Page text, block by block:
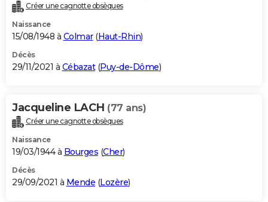
Créer une cagnotte obsèques
Naissance
15/08/1948 à Colmar(Haut-Rhin)
Décès
29/11/2021 à Cébazat(Puy-de-Dôme)
Jacqueline LACH (77 ans)
Créer une cagnotte obsèques
Naissance
19/03/1944 à Bourges (Cher)
Décès
29/09/2021 à Mende (Lozère)